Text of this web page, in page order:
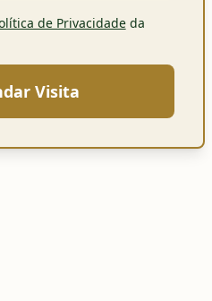
de Privacidadeda
Visita